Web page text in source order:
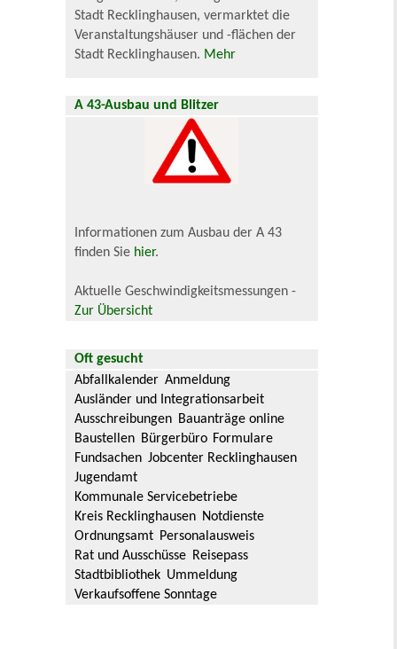
Stadt Recklinghausen, vermarktet die
Veranstaltungshäuser und -flächen der
Stadt Recklinghausen. Mehr
A 43-Ausbau und Blitzer
Informationen zum Ausbau der A 43
finden Sie hier.
Aktuelle Geschwindigkeitsmessungen -
Zur Übersicht
Oft gesucht
Abfallkalender Anmeldung
Ausländer und Integrationsarbeit
Ausschreibungen Bauanträge online
Baustellen Bürgerbüro Formulare
Fundsachen Jobcenter Recklinghausen
Jugendamt
Kommunale Servicebetriebe
Kreis Recklinghausen Notdienste
Ordnungsamt Personalausweis
Rat und Ausschüsse Reisepass
Stadtbibliothek Ummeldung
Verkaufsoffene Sonntage